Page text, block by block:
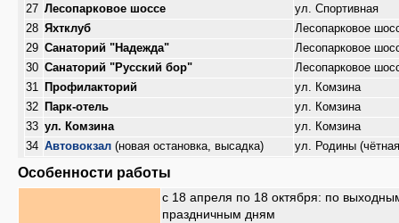
27 Лесопарковое шоссе
ул. Спортивная
28 Яхтклуб
Лесопарковое
29 Санаторий "Надежда"
Лесопарковое
30 Санаторий "Русский бор"
Лесопарковое
31
Профилакторий
ул. Комзина
32
Парк-отель
ул. Комзина
33 ул. Комзина
ул. Комзина
34 Автовокзал (новая остановка, высадка) ул. Родины
Особенности работы
с 18 апреля по 18 октября: по
праздничным дням